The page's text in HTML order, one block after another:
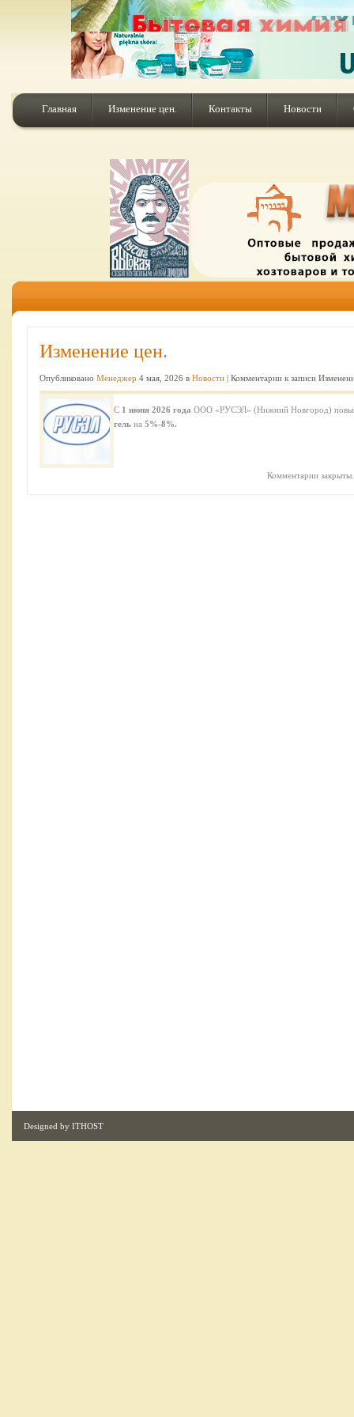
Главная Изменение цен. Контакты Новости
Изменение цен.
Опубликовано Менеджер 4 мая, 2026 в Новости | Комментарии к записи
С 1 июня 2026 года ООО «РУСЭЛ» (Нижний Новгород)
гель на 5%-8%.
Комментарии закрыты.
Designed by ITHOST